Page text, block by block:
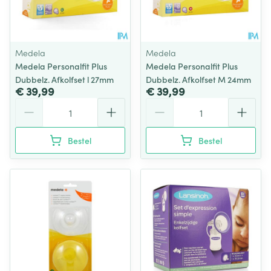
Medela
Medela Personalfit Plus
Dubbelz. Afkolfset l 27mm
€ 39,99
Bestel
Medela
Medela Personalfit Plus
Dubbelz. Afkolfset M 24mm
€ 39,99
Bestel